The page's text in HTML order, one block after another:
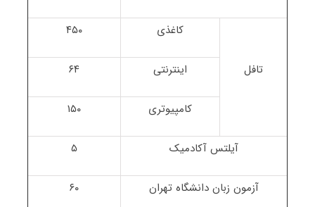
تافل
کاغذی ۴۵۰
اینترنتی ۶۴
کامپیوتری ۱۵۰
آیلتس آکادمیک ۵
آزمون زبان دانشگاه تهران ۶۰